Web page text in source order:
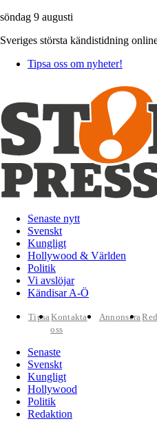
söndag 9 augusti
Sveriges största kändistidning
Tipsa oss om nyheter!
Senaste nytt
Svenskt
Kungligt
Hollywood & Världen
Politik
Vi avslöjar
Kändisar A-Ö
TipsaKontakta
oss
Annonsera
Senaste
Svenskt
Kungligt
Hollywood
Politik
Redaktion